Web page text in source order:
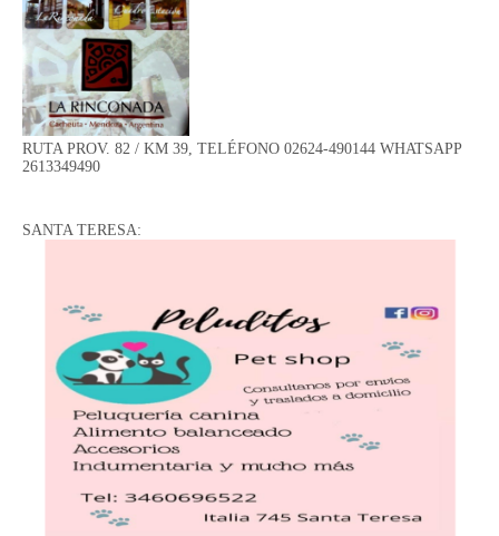
RUTA PROV. 82 / KM 39, TELÉFONO 02624-490144 WHATSAPP
2613349490
SANTA TERESA: